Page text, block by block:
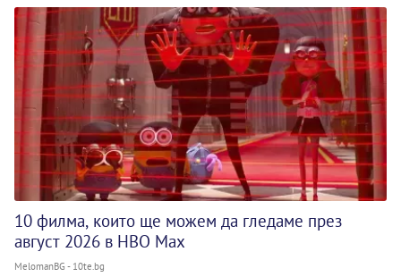
10 филма, които ще можем да гледаме през
август 2026 в HBO Max
MelomanBG - 10te.bg